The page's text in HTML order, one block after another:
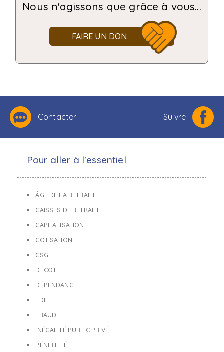
Nous n'agissons que grâce à vous...
FAIRE UN DON
Contacter Suivre
Pour aller à l'essentiel
ÂGE DE LA RETRAITE
CAISSES DE RETRAITE
CAPITALISATION
COTISATION
CSG
DÉCOTE
DÉPENDANCE
EDF
FRAUDE
INÉGALITÉ PUBLIC PRIVÉ
PÉNIBILITÉ